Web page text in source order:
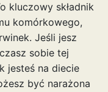
kluczowy składnik
komórkowego,
Jeśli jesz
sobie tej
jesteś na diecie
być narażona